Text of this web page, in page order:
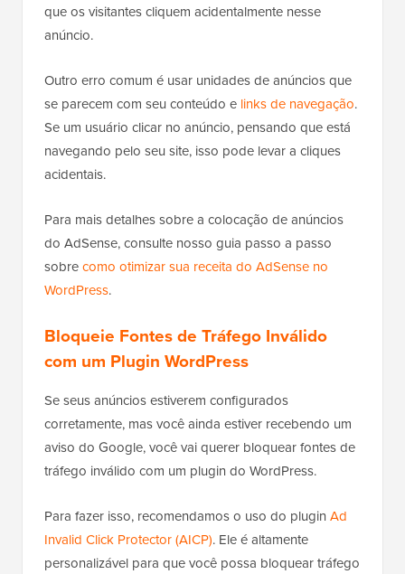
que os visitantes cliquem acidentalmente nesse
anúncio.
Outro erro comum é usar unidades de anúncios que
se parecem com seu conteúdo e links de navegação.
Se um usuário clicar no anúncio, pensando que está
navegando pelo seu site, isso pode levar a cliques
acidentais.
Para mais detalhes sobre a colocação de anúncios
do AdSense, consulte nosso guia passo a passo
sobrecomo otimizar sua receita do AdSense no
WordPress.
Bloqueie Fontes de Tráfego Inválido
com um Plugin WordPress
Se seus anúncios estiverem configurados
corretamente, mas você ainda estiver recebendo um
aviso do Google, você vai querer bloquear fontes de
tráfego inválido com um plugin do WordPress.
Para fazer isso, recomendamos o uso do plugin Ad
Invalid Click Protector (AICP). Ele é altamente
personalizável para que você possa bloquear tráfego